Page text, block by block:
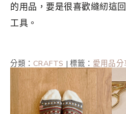
的用品，要是很喜歡縫紉這
工具。
分類： CRAFTS | 標籤： 愛用品分
用品
, 生活美學 簡單生活 編織
織,鉤針編織,香港手作